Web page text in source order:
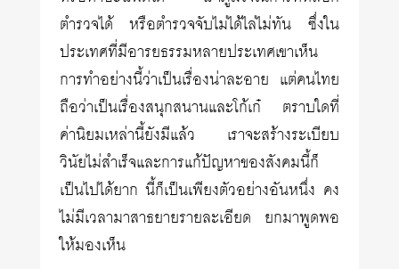
ตำรวจได้ หรือตำรวจจับไม่ได้ไล่ไม่ทัน ซึ่งใน
ประเทศที่มีอารยธรรมหลายประเทศเขาเห็น
การทำอย่างนี้ว่าเป็นเรื่องน่าละอาย แต่คนไทย
ถือว่าเป็นเรื่องสนุกสนานและโก้เก๋ ตราบใดที่
ค่านิยมเหล่านี้ยังมีแล้ว เราจะสร้างระเบียบ
วินัยไม่สำเร็จและการแก้ปัญหาของสังคมนี้ก็
เป็นไปได้ยาก นี้ก็เป็นเพียงตัวอย่างอันหนึ่ง คง
ไม่มีเวลามาสาธยายรายละเอียด ยกมาพูดพอ
ให้มองเห็น